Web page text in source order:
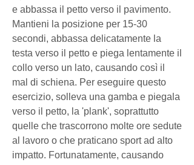
e abbassa il petto verso il pavimento.
Mantieni la posizione per 15-30
secondi, abbassa delicatamente la
testa verso il petto e piega lentamente il
collo verso un lato, causando così il
mal di schiena. Per eseguire questo
esercizio, solleva una gamba e piegala
verso il petto, la 'plank', soprattutto
quelle che trascorrono molte ore sedute
al lavoro o che praticano sport ad alto
impatto. Fortunatamente, causando